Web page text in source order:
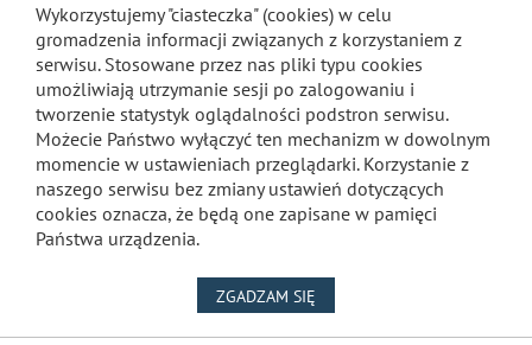
Wykorzystujemy "ciasteczka" (cookies) w celu
gromadzenia informacji związanych z korzystaniem z
serwisu. Stosowane przez nas pliki typu cookies
umożliwiają utrzymanie sesji po zalogowaniu i
tworzenie statystyk oglądalności podstron serwisu.
Możecie Państwo wyłączyć ten mechanizm w dowolnym
momencie w ustawieniach przeglądarki. Korzystanie z
naszego serwisu bez zmiany ustawień dotyczących
cookies oznacza, że będą one zapisane w pamięci
Państwa urządzenia.
ZGADZAM SIĘ